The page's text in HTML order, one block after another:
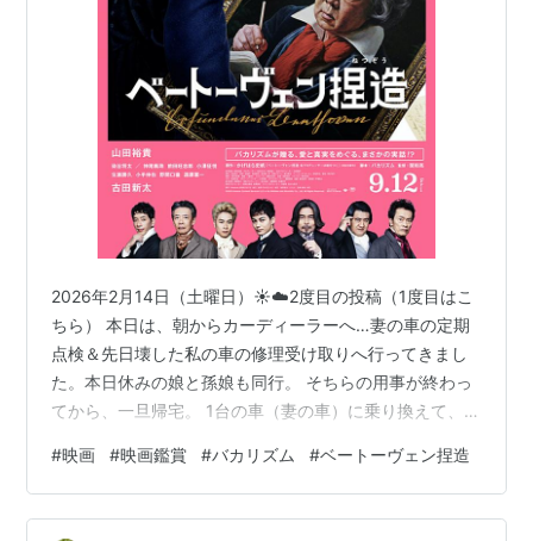
2026年2月14日（土曜日）☀️☁️2度目の投稿（1度目はこ
ちら） 本日は、朝からカーディーラーへ…妻の車の定期
点検＆先日壊した私の車の修理受け取りへ行ってきまし
た。本日休みの娘と孫娘も同行。 そちらの用事が終わっ
てから、一旦帰宅。 1台の車（妻の車）に乗り換えて、先
った「京寿司 門司店」🍣で昼食。 あとは「ブックセンタ
ークエスト 門司大里店」「マックスバリュ門司西店」に
寄って帰った日です。 以下は、映画鑑賞記録🎥 ランキン
#映画 #映画鑑賞 #バカリズム #ベートーヴェン捏造